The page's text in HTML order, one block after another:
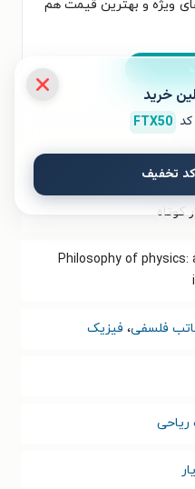
ویژه و بهترین قیمت هم
کوتاه
Philosophy of physics:
فلسفی، فیزیک
ریاحی
FTX50
تخفیف